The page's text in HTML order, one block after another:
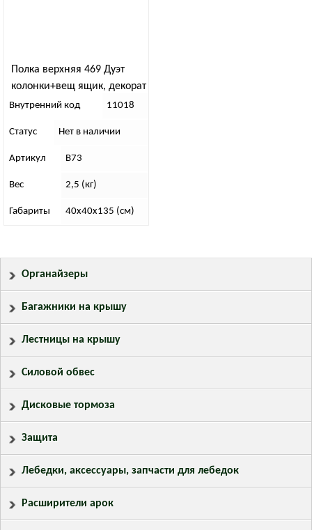
Полка верхняя 469 Дуэт
колонки+вещ ящик, декорат
наклад (стеклоп)
Внутренний код 11018
Статус Нет в наличии
Артикул В73
Вес 2,5 (кг)
Габариты 40х40х135 (см)
Органайзеры
Багажники на крышу
Лестницы на крышу
Силовой обвес
Дисковые тормоза
Защита
Лебедки, аксессуары, запчасти для лебедок
Расширители арок